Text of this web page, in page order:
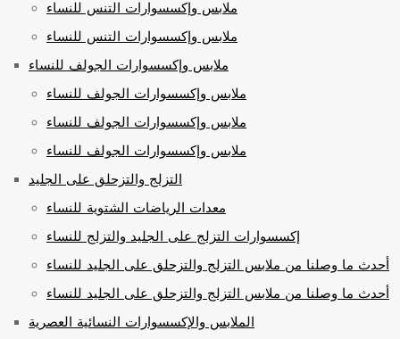
ملابس وإكسسوارات التنس للنساء
ملابس وإكسسوارات التنس للنساء
ملابس وإكسسوارات الجولف للنساء
ملابس وإكسسوارات الجولف للنساء
ملابس وإكسسوارات الجولف للنساء
ملابس وإكسسوارات الجولف للنساء
التزلج والتزحلق على الجليد
معدات الرياضات الشتوية للنساء
إكسسوارات التزلج على الجليد والتزلج للنساء
أحدث ما وصلنا من ملابس التزلج والتزحلق على الجليد للنساء
أحدث ما وصلنا من ملابس التزلج والتزحلق على الجليد للنساء
الملابس والإكسسوارات النسائية العصرية